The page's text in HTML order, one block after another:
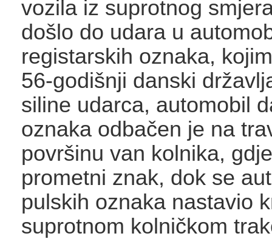
vozila iz suprotnog
došlo do udara u
registarskih oznaka,
56-godišnji danski
siline udarca, automobil
oznaka odbačen je na
površinu van kolnika,
prometni znak, dok se
pulskih oznaka nastavio
suprotnom kolničkom